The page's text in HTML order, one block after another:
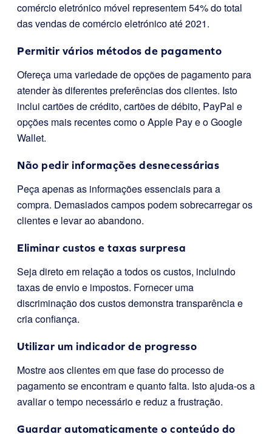
comércio eletrónico móvel representem 54% do total
das vendas de comércio eletrónico até 2021.
Permitir vários métodos de pagamento
Ofereça uma variedade de opções de pagamento para
atender às diferentes preferências dos clientes. Isto
inclui cartões de crédito, cartões de débito, PayPal e
opções mais recentes como o Apple Pay e o Google
Wallet.
Não pedir informações desnecessárias
Peça apenas as informações essenciais para a
compra. Demasiados campos podem sobrecarregar os
clientes e levar ao abandono.
Eliminar custos e taxas surpresa
Seja direto em relação a todos os custos, incluindo
taxas de envio e impostos. Fornecer uma
discriminação dos custos demonstra transparência e
cria confiança.
Utilizar um indicador de progresso
Mostre aos clientes em que fase do processo de
pagamento se encontram e quanto falta. Isto ajuda-os a
avaliar o tempo necessário e reduz a frustração.
Guardar automaticamente o conteúdo do